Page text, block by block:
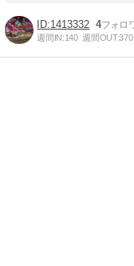
1413332 4
週間IN:140 週間OUT:370